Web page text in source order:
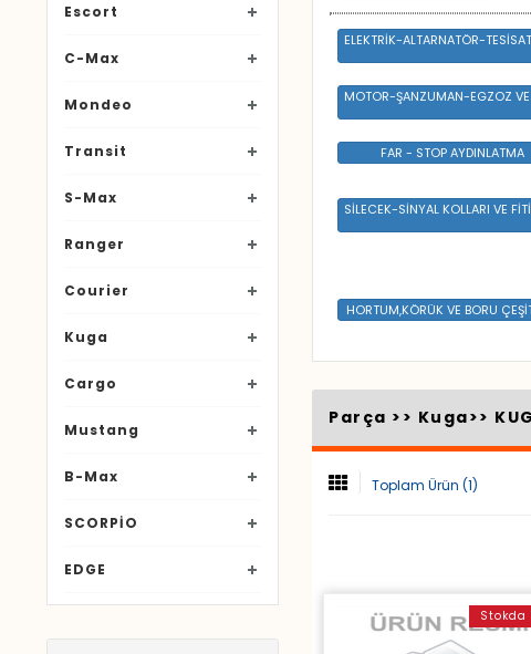
Escort
C-Max
Mondeo
Transit
S-Max
Ranger
Courier
Kuga
Cargo
Mustang
B-Max
SCORPİO
EDGE
ELEKTRİK-ALTARNATÖR-
MOTOR-ŞANZUMAN-EGZOZ VE
FAR - STOP AYDINLATMA
SİLECEK-SİNYAL KOLLARI VE
HORTUM,KÖRÜK VE BORU
Parça >> Kuga>>
Toplam Ürün (1)
Stokda